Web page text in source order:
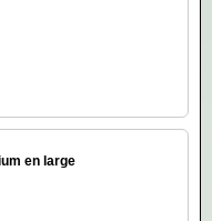
en large